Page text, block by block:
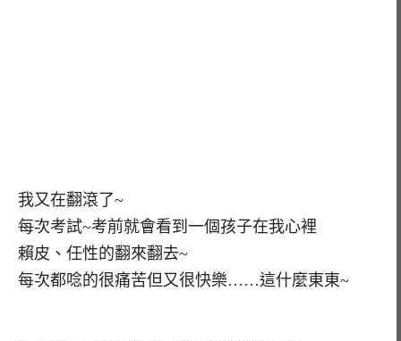
我又在翻滾了~
每次考試~考前就會看到一個孩子在我心裡
賴皮、任性的翻來翻去~
每次都唸的很痛苦但又很快樂……這什麼東東~